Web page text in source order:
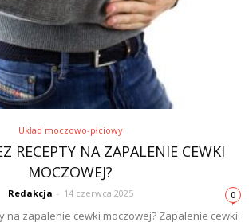
Układ moczowo-płciowy
RECEPTY NA ZAPALENIE CEWKI
MOCZOWEJ?
Redakcja - 14 czerwca 2025 0
na zapalenie cewki moczowej? Zapalenie cewki